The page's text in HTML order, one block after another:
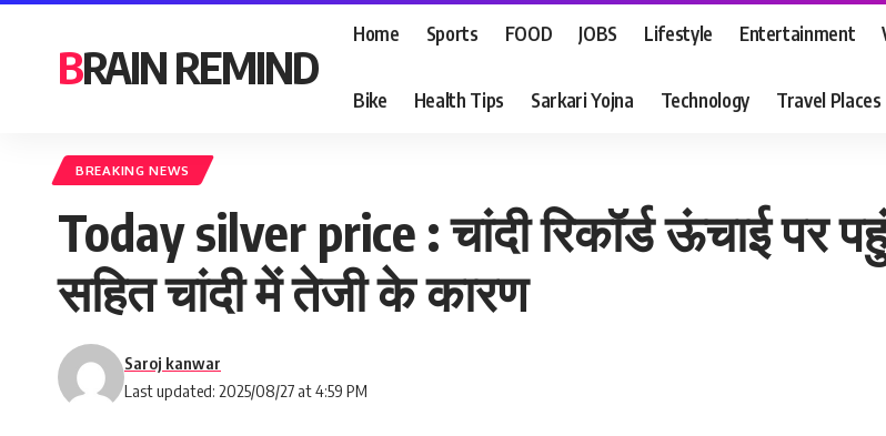
BRAIN REMIND
Home Sports FOOD JOBS Lifestyle Entertainment
Bike Health Tips Sarkari Yojna Technology Travel Places
BREAKING NEWS
Today silver price : चांदी रिकॉर्ड ऊंचाई पर
सहित चांदी में तेजी के कारण
Last updated: 2025/08/27 at 4:59 PM
Saroj kanwar